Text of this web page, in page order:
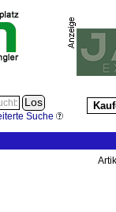
Suche